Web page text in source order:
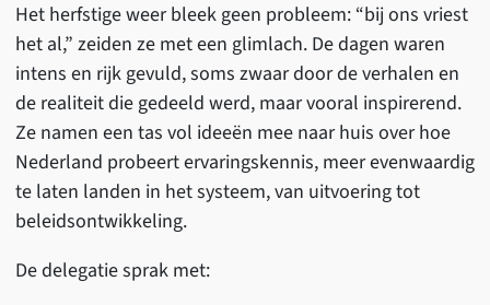
Het herfstige weer bleek geen probleem: “bij ons vriest
het al,” zeiden ze met een glimlach. De dagen waren
intens en rijk gevuld, soms zwaar door de verhalen en
de realiteit die gedeeld werd, maar vooral inspirerend.
Ze namen een tas vol ideeën mee naar huis over hoe
Nederland probeert ervaringskennis, meer evenwaardig
te laten landen in het systeem, van uitvoering tot
beleidsontwikkeling.
De delegatie sprak met: